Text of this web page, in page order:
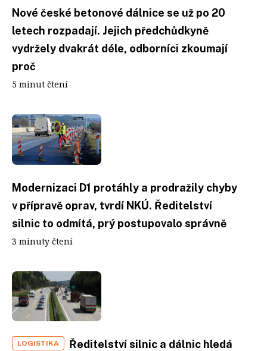
Nové české betonové dálnice se už po 20
letech rozpadají. Jejich předchůdkyně
vydržely dvakrát déle, odborníci zkoumají
proč
5 minut čtení
Modernizaci D1 protáhly a prodražily chyby
v přípravě oprav, tvrdí NKÚ. Ředitelství
silnic to odmítá, prý postupovalo správně
3 minuty čtení
LOGISTIKA
Ředitelství silnic a dálnic hledá